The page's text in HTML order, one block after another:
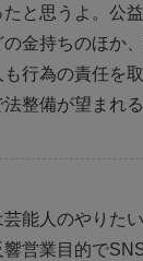
と思うよ。公益
の金持ちのほか
も行為の責任を
整備が望まれる
芸能人のやりた
営業目的で